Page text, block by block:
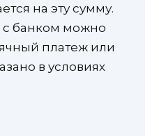
на эту сумму.
с банком можно
платеж или
в условиях